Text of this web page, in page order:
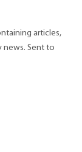
articles,
news. Sent to